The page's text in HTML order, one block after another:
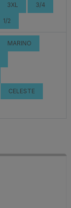
3XL 3/4
1/2
MARINO
CELESTE